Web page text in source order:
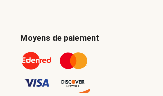
Moyens de paiement